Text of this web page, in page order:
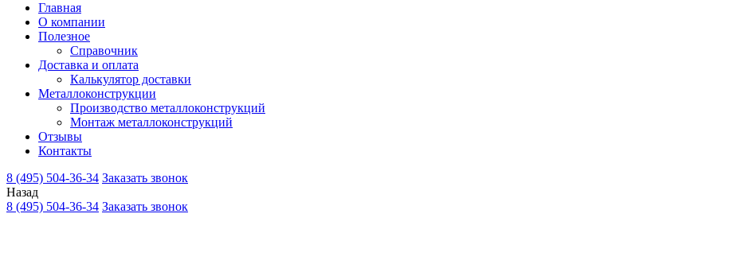
Главная
О компании
Полезное
Справочник
Доставка и оплата
Калькулятор доставки
Металлоконструкции
Производство металлоконструкций
Монтаж металлоконструкций
Отзывы
Контакты
8 (495) 504-36-34 Заказать звонок
Назад
8 (495) 504-36-34 Заказать звонок